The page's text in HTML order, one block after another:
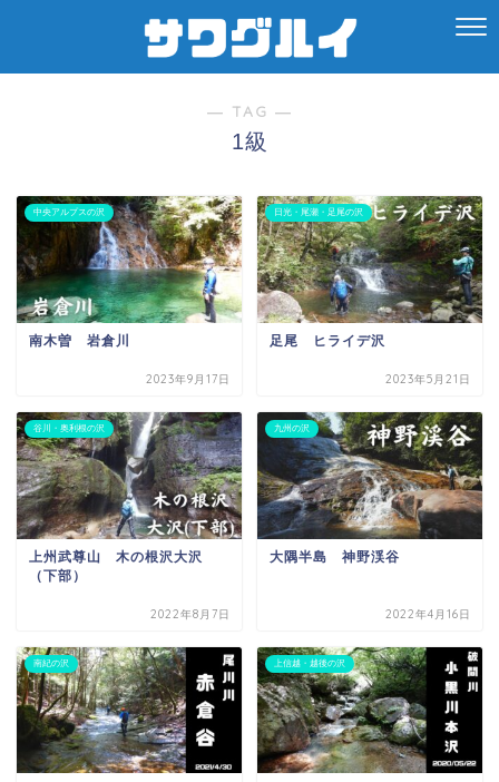
― TAG ―
1級
中央アルプスの沢
南木曽 岩倉川
2023年9月17日
日光・尾瀬・足尾の沢
足尾 ヒライデ沢
2023年5月21日
谷川・奥利根の沢
上州武尊山 木の根沢大沢
（下部）
2022年8月7日
九州の沢
大隅半島 神野渓谷
2022年4月16日
南紀の沢 上信越・越後の沢